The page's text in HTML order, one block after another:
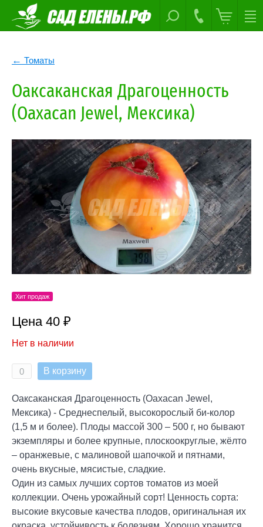
Томаты
Оаксаканская Драгоценность
(Oaxacan Jewel, Мексика)
Хит продаж
Цена 40 ₽
Нет в наличии
В корзину
Оаксаканская Драгоценность (Oaxacan Jewel,
Мексика) - Среднеспелый, высокорослый би-колор
(1,5 м и более). Плоды массой 300 – 500 г, но бывают
экземпляры и более крупные, плоскоокруглые, жёлто
– оранжевые, с малиновой шапочкой и пятнами,
очень вкусные, мясистые, сладкие.
Один из самых лучших сортов томатов из моей
коллекции. Очень урожайный сорт! Ценность сорта:
высокие вкусовые качества плодов, оригинальная их